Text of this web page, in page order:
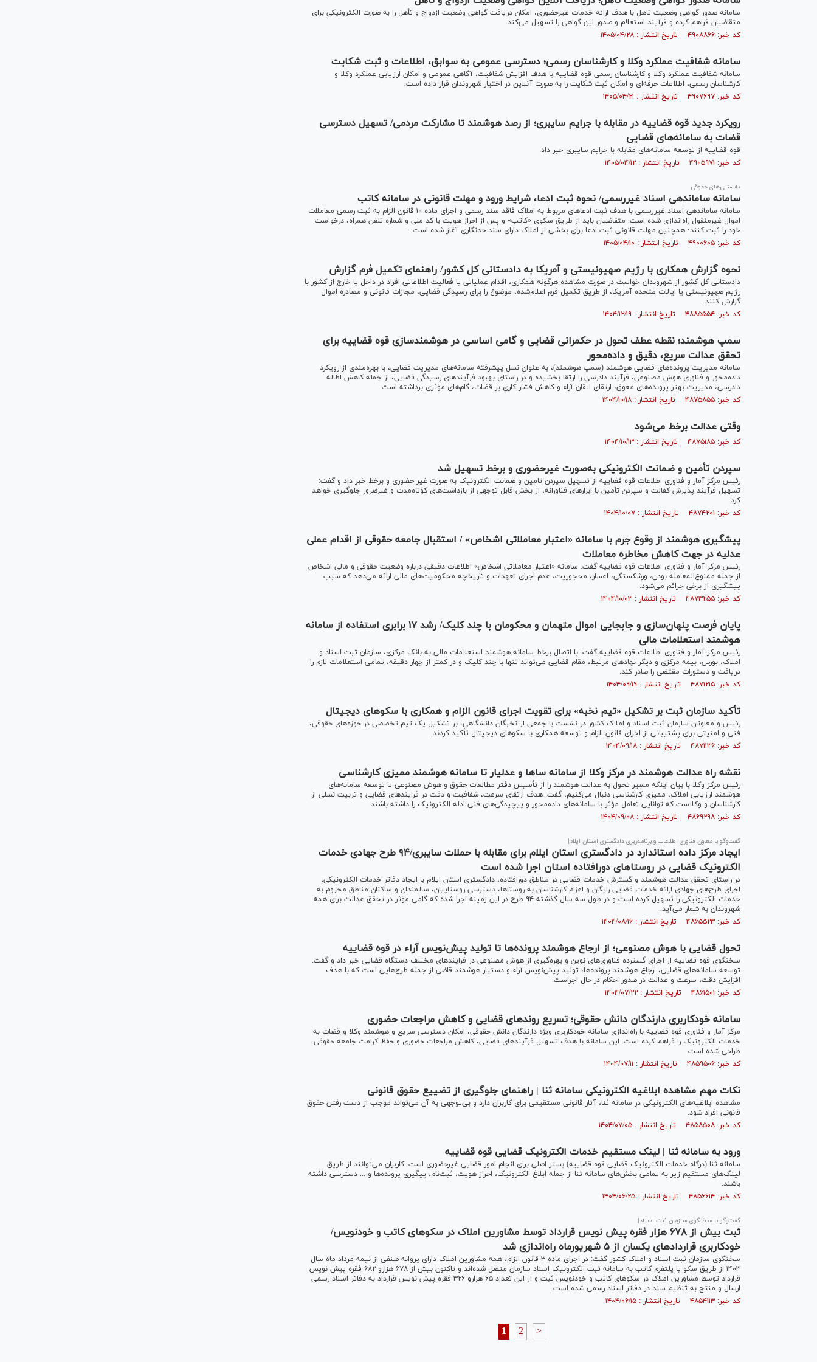
سامانه صدور گواهی وضعیت تاهل با هدف ارائه خدمات غیرحضوری، امکان دریافت گواهی وضعیت ازدواج و تأهل را به صورت الکترونیکی برای
متقاضیان فراهم کرده و فرآیند استعلام و صدور این گواهی را تسهیل می‌کند.
کد خبر: ۴۹۰۸۸۶۶ تاریخ انتشار : ۱۴۰۵/۰۴/۲۸
سامانه شفافیت عملکرد وکلا و کارشناسان رسمی؛ دسترسی عمومی به سوابق، اطلاعات و ثبت شکایت
سامانه شفافیت عملکرد وکلا و کارشناسان رسمی قوه قضاییه با هدف افزایش شفافیت، آگاهی عمومی و امکان ارزیابی عملکرد وکلا و
کارشناسان رسمی، اطلاعات حرفه‌ای و امکان ثبت شکایت را به صورت آنلاین در اختیار شهروندان قرار داده است.
کد خبر: ۴۹۰۷۶۹۷ تاریخ انتشار : ۱۴۰۵/۰۴/۲۱
رویکرد جدید قوه قضاییه در مقابله با جرایم سایبری؛ از رصد هوشمند تا مشارکت مردمی/ تسهیل دسترسی
قضات به سامانه‌های قضایی
قوه قضاییه از توسعه سامانه‌های مقابله با جرایم سایبری خبر داد.
کد خبر: ۴۹۰۵۹۷۱ تاریخ انتشار : ۱۴۰۵/۰۴/۱۲
دانستنی‌های حقوقی
سامانه ساماندهی اسناد غیررسمی/ نحوه ثبت ادعا، شرایط ورود و مهلت قانونی در سامانه کاتب
سامانه ساماندهی اسناد غیررسمی با هدف ثبت ادعا‌های مربوط به املاک فاقد سند رسمی و اجرای ماده ۱۰ قانون الزام به ثبت رسمی معاملات
اموال غیرمنقول راه‌اندازی شده است. متقاضیان باید از طریق سکوی «کاتب» و پس از احراز هویت با کد ملی و شماره تلفن همراه، درخواست
خود را ثبت کنند؛ همچنین مهلت قانونی ثبت ادعا برای بخشی از املاک دارای سند حدنگاری آغاز شده است.
کد خبر: ۴۹۰۰۶۰۵ تاریخ انتشار : ۱۴۰۵/۰۴/۱۰
نحوه گزارش همکاری با رژیم صهیونیستی و آمریکا به دادستانی کل کشور/ راهنمای تکمیل فرم گزارش
دادستانی کل کشور از شهروندان خواست در صورت مشاهده هرگونه همکاری، اقدام عملیاتی یا فعالیت اطلاعاتی افراد در داخل یا خارج از کشور با
رژیم صهیونیستی یا ایالات متحده آمریکا، از طریق تکمیل فرم اعلام‌شده، موضوع را برای رسیدگی قضایی، مجازات قانونی و مصادره اموال
گزارش کنند.
کد خبر: ۴۸۸۵۵۵۴ تاریخ انتشار : ۱۴۰۴/۱۲/۱۹
سمپ هوشمند؛ نقطه عطف تحول در حکمرانی قضایی و گامی اساسی در هوشمندسازی قوه قضاییه برای
تحقق عدالت سریع، دقیق و داده‌محور
سامانه مدیریت پرونده‌های قضایی هوشمند (سمپ هوشمند)، به عنوان نسل پیشرفته سامانه‌های مدیریت قضایی، با بهره‌مندی از رویکرد
داده‌محور و فناوری هوش مصنوعی، فرآیند دادرسی را ارتقا بخشیده و در راستای بهبود فرآیند‌های رسیدگی قضایی، از جمله کاهش اطاله
دادرسی، مدیریت بهتر پرونده‌های معوق، ارتقای اتقان آراء و کاهش فشار کاری بر قضات، گام‌های مؤثری برداشته است.
کد خبر: ۴۸۷۵۸۵۵ تاریخ انتشار : ۱۴۰۴/۱۰/۱۸
وقتی عدالت برخط می‌شود
کد خبر: ۴۸۷۵۱۸۵ تاریخ انتشار : ۱۴۰۴/۱۰/۱۳
سپردن تأمین و ضمانت الکترونیکی به‌صورت غیرحضوری و برخط تسهیل شد
رئیس مرکز آمار و فناوری اطلاعات قوه قضاییه از تسهیل سپردن تامین و ضمانت الکترونیک به صورت غیر حضوری و برخط خبر داد و گفت:
تسهیل فرآیند پذیرش کفالت و سپردن تأمین با ابزار‌های فناورانه، از بخش قابل توجهی از بازداشت‌های کوتاه‌مدت و غیرضرور جلوگیری خواهد
کرد.
کد خبر: ۴۸۷۴۲۰۱ تاریخ انتشار : ۱۴۰۴/۱۰/۰۷
پیشگیری هوشمند از وقوع جرم با سامانه «اعتبار معاملاتی اشخاص» / استقبال جامعه حقوقی از اقدام عملی
عدلیه در جهت کاهش مخاطره معاملات
رئیس مرکز آمار و فناوری اطلاعات قوه قضاییه گفت: سامانه «اعتبار معاملاتی اشخاص» اطلاعات دقیقی درباره وضعیت حقوقی و مالی اشخاص
از جمله ممنوع‌المعامله بودن، ورشکستگی، اعسار، محجوریت، عدم اجرای تعهدات و تاریخچه محکومیت‌های مالی ارائه می‌دهد که سبب
پیشگیری از برخی جرائم می‌شود.
کد خبر: ۴۸۷۳۲۵۵ تاریخ انتشار : ۱۴۰۴/۱۰/۰۳
پایان فرصت پنهان‌سازی و جابجایی اموال متهمان و محکومان با چند کلیک/ رشد ۱۷ برابری استفاده از سامانه
هوشمند استعلامات مالی
رئیس مرکز آمار و فناوری اطلاعات قوه قضاییه گفت: با اتصال برخط سامانه هوشمند استعلامات مالی به بانک مرکزی، سازمان ثبت اسناد و
املاک، بورس، بیمه مرکزی و دیگر نهاد‌های مرتبط، مقام قضایی می‌تواند تنها با چند کلیک و در کمتر از چهار دقیقه، تمامی استعلامات لازم را
دریافت و دستورات مقتضی را صادر کند.
کد خبر: ۴۸۷۱۲۱۵ تاریخ انتشار : ۱۴۰۴/۰۹/۱۹
تأکید سازمان ثبت بر تشکیل «تیم نخبه» برای تقویت اجرای قانون الزام و همکاری با سکو‌های دیجیتال
رئیس و معاونان سازمان ثبت اسناد و املاک کشور در نشست با جمعی از نخبگان دانشگاهی، بر تشکیل یک تیم تخصصی در حوزه‌های حقوقی،
فنی و امنیتی برای پشتیبانی از اجرای قانون الزام و توسعه همکاری با سکو‌های دیجیتال تأکید کردند.
کد خبر: ۴۸۷۱۱۳۶ تاریخ انتشار : ۱۴۰۴/۰۹/۱۸
نقشه راه عدالت هوشمند در مرکز وکلا از سامانه سا‌ها و عدلیار تا سامانه هوشمند ممیزی کارشناسی
رئیس مرکز وکلا با بیان اینکه مسیر تحول به عدالت هوشمند را از تأسیس دفتر مطالعات حقوق و هوش مصنوعی تا توسعه سامانه‌های
هوشمند ارزیابی املاک، ممیزی کارشناسی دنبال می‌کنیم، گفت: هدف ارتقای سرعت، شفافیت و دقت در فرایند‌های قضایی و تربیت نسلی از
کارشناسان و وکلاست که توانایی تعامل مؤثر با سامانه‌های داده‌محور و پیچیدگی‌های فنی ادله الکترونیک را داشته باشند.
کد خبر: ۴۸۶۹۲۹۸ تاریخ انتشار : ۱۴۰۴/۰۹/۰۸
گفت‌و‌گو با معاون فناوری اطلاعات و برنامه‌ریزی دادگستری استان ایلام|
ایجاد مرکز داده استاندارد در دادگستری استان ایلام برای مقابله با حملات سایبری/۹۴ طرح جهادی خدمات
الکترونیک قضایی در روستاهای دورافتاده استان اجرا شده است
در راستای تحقق عدالت هوشمند و گسترش خدمات قضایی در مناطق دورافتاده، دادگستری استان ایلام با ایجاد دفاتر خدمات الکترونیکی،
اجرای طرح‌های جهادی ارائه خدمات قضایی رایگان و اعزام کارشناسان به روستاها، دسترسی روستاییان، سالمندان و ساکنان مناطق محروم به
خدمات الکترونیکی را تسهیل کرده است و در طول سه سال گذشته ۹۴ طرح در این زمینه اجرا شده که گامی مؤثر در تحقق عدالت برای همه
شهروندان به شمار می‌آید.
کد خبر: ۴۸۶۵۵۲۳ تاریخ انتشار : ۱۴۰۴/۰۸/۱۶
تحول قضایی با هوش مصنوعی؛ از ارجاع هوشمند پرونده‌ها تا تولید پیش‌نویس آراء در قوه قضاییه
سخنگوی قوه قضاییه از اجرای گسترده فناوری‌های نوین و بهره‌گیری از هوش مصنوعی در فرایند‌های مختلف دستگاه قضایی خبر داد و گفت:
توسعه سامانه‌های قضایی، ارجاع هوشمند پرونده‌ها، تولید پیش‌نویس آراء و دستیار هوشمند قاضی از جمله طرح‌هایی است که با هدف
افزایش دقت، سرعت و عدالت در صدور احکام در حال اجراست.
کد خبر: ۴۸۶۱۵۰۱ تاریخ انتشار : ۱۴۰۴/۰۷/۲۲
سامانه خودکاربری دارندگان دانش حقوقی؛ تسریع روند‌های قضایی و کاهش مراجعات حضوری
مرکز آمار و فناوری قوه قضاییه با راه‌اندازی سامانه خودکاربری ویژه دارندگان دانش حقوقی، امکان دسترسی سریع و هوشمند وکلا و قضات به
خدمات الکترونیک را فراهم کرده است. این سامانه با هدف تسهیل فرآیند‌های قضایی، کاهش مراجعات حضوری و حفظ کرامت جامعه حقوقی
طراحی شده است.
کد خبر: ۴۸۵۹۵۰۶ تاریخ انتشار : ۱۴۰۴/۰۷/۱۱
نکات مهم مشاهده ابلاغیه الکترونیکی سامانه ثنا | راهنمای جلوگیری از تضییع حقوق قانونی
مشاهده ابلاغیه‌های الکترونیکی در سامانه ثنا، آثار قانونی مستقیمی برای کاربران دارد و بی‌توجهی به آن می‌تواند موجب از دست رفتن حقوق
قانونی افراد شود.
کد خبر: ۴۸۵۸۵۰۸ تاریخ انتشار : ۱۴۰۴/۰۷/۰۵
ورود به سامانه ثنا | لینک مستقیم خدمات الکترونیک قضایی قوه قضاییه
سامانه ثنا (درگاه خدمات الکترونیک قضایی قوه قضاییه) بستر اصلی برای انجام امور قضایی غیرحضوری است. کاربران می‌توانند از طریق
لینک‌های مستقیم زیر به تمامی بخش‌های سامانه ثنا از جمله ابلاغ الکترونیک، احراز هویت، ثبت‌نام، پیگیری پرونده‌ها و ... دسترسی داشته
باشند.
کد خبر: ۴۸۵۶۶۱۴ تاریخ انتشار : ۱۴۰۴/۰۶/۲۵
گفت‌و‌گو با سخنگوی سازمان ثبت اسناد|
ثبت بیش از ۶۷۸ هزار فقره پیش نویس قرارداد توسط مشاورین املاک در سکو‌های کاتب و خودنویس/
خودکاربری قرارداد‌های یکسان از ۵ شهریورماه راه‌اندازی شد
سخنگوی سازمان ثبت اسناد و املاک کشور گفت: در اجرای ماده ۳ قانون الزام، همه مشاورین املاک دارای پروانه صنفی از نیمه مرداد ماه سال
۱۴۰۳ از طریق سکو یا پلتفرم کاتب به سامانه ثبت الکترونیک اسناد سازمان متصل شده‌اند و تاکنون بیش از ۶۷۸ هزارو ۶۸۲ فقره پیش نویس
قرارداد توسط مشاورین املاک در سکو‌های کاتب و خودنویس ثبت و از این تعداد ۶۵ هزارو ۳۲۶ فقره پیش نویس قرارداد به دفاتر اسناد رسمی
ارسال و منتج به تنظیم سند در دفاتر اسناد رسمی شده است.
کد خبر: ۴۸۵۴۱۱۳ تاریخ انتشار : ۱۴۰۴/۰۶/۱۵
1 2 >